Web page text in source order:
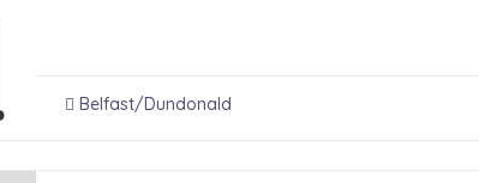
Belfast/Dundonald